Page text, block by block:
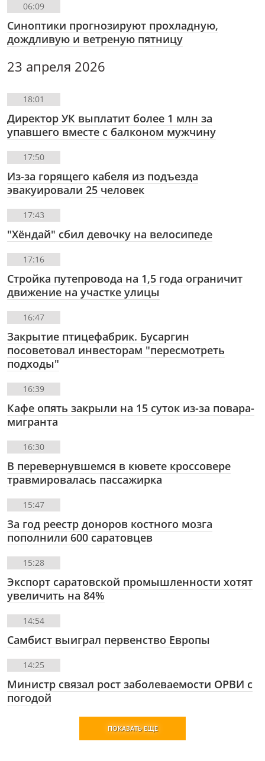
06:09
Синоптики прогнозируют прохладную,
дождливую и ветреную пятницу
23 апреля 2026
18:01
Директор УК выплатит более 1 млн за
упавшего вместе с балконом мужчину
17:50
Из-за горящего кабеля из подъезда
эвакуировали 25 человек
17:43
"Хёндай" сбил девочку на велосипеде
17:16
Стройка путепровода на 1,5 года ограничит
движение на участке улицы
16:47
Закрытие птицефабрик. Бусаргин
посоветовал инвесторам "пересмотреть
подходы"
16:39
Кафе опять закрыли на 15 суток из-за повара-
мигранта
16:30
В перевернувшемся в кювете кроссовере
травмировалась пассажирка
15:47
За год реестр доноров костного мозга
пополнили 600 саратовцев
15:28
Экспорт саратовской промышленности хотят
увеличить на 84%
14:54
Самбист выиграл первенство Европы
14:25
Министр связал рост заболеваемости ОРВИ с
погодой
ПОКАЗАТЬ ЕЩЕ